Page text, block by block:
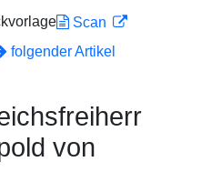
Scan
folgender Artikel
von